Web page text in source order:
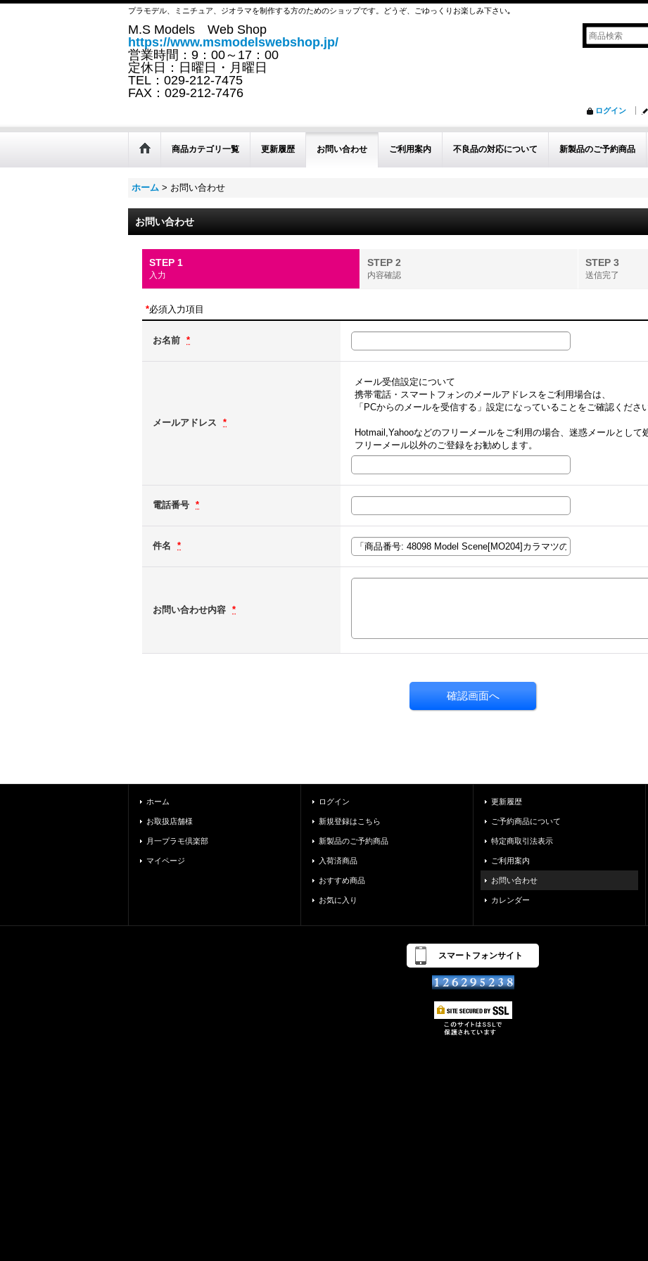
プラモデル、ミニチュア、ジオラマを制作する方のためのショップです。どうぞ、ごゆっくりお楽しみ下さい｡
M.S Models Web Shop
https://www.msmodelswebshop.jp/
営業時間：9：00～17：00
定休日：日曜日・月曜日
TEL：029-212-7475
FAX：029-212-7476
ログイン
商品カテゴリ一覧 更新履歴 お問い合わせ ご利用案内 不良品の対応について 新製品のご予約商品
ホーム > お問い合わせ
お問い合わせ
STEP 1
入力
STEP 2
内容確認
STEP 3
送信完了
*必須入力項目
お名前 *
メールアドレス *
メール受信設定について
携帯電話・スマートフォンのメールアドレスをご利用場合は、
「PCからのメールを受信する」設定になっていることをご確認ください
Hotmail,Yahooなどのフリーメールをご利用の場合、迷惑メールとして
フリーメール以外のご登録をお勧めします。
電話番号 *
件名 *
お問い合わせ内容 *
ホーム
お取扱店舗様
月一プラモ倶楽部
マイページ
ログイン
新規登録はこちら
新製品のご予約商品
入荷済商品
おすすめ商品
お気に入り
更新履歴
ご予約商品について
特定商取引法表示
ご利用案内
お問い合わせ
カレンダー
スマートフォンサイト